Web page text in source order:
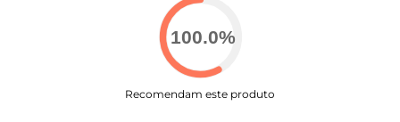
100.0%
Recomendam este produto